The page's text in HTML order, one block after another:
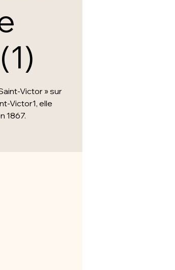
Victor » sur
Victor1, elle
1867.